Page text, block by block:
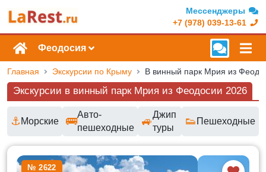
Мессенджеры
+7 (978) 039-13-61
Феодосия
Главная Экскурсии по Крыму В винный парк Мрия из
Экскурсии в винный парк Мрия из Феодосии 2026
⚓Морские 🚌
Авто-
пешеходные
🚙
Джип
туры
👟 Пешеходные
Доступные маршруты и цены
№ 2622